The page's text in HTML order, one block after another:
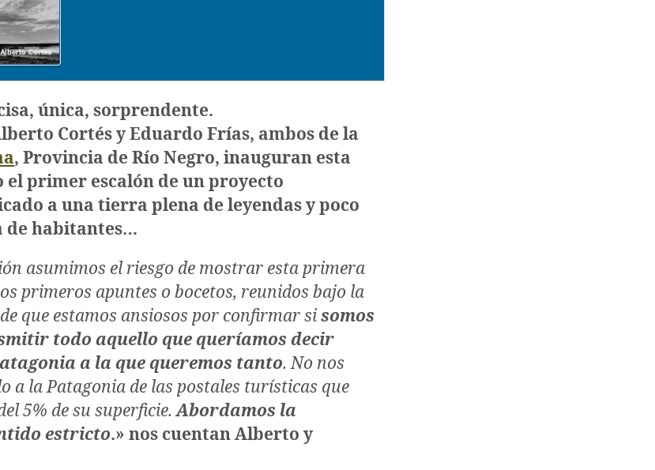
única, sorprendente.
Cortés y Eduardo Frías, ambos de la
, Provincia de Río Negro, inauguran esta
el primer escalón de un proyecto
a una tierra plena de leyendas y poco
de habitantes…
asumimos el riesgo de mostrar esta primera
primeros apuntes o bocetos, reunidos bajo la
que estamos ansiosos por confirmar sisomos
todo aquello que queríamos decir
a la que queremos tanto. No nos
a la Patagonia de las postales turísticas que
5% de su superficie.Abordamos la
estricto.» nos cuentan Alberto y